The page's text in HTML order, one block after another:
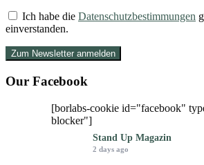
Ich habe die Datenschutzbestimmungen
einverstanden.
Our Facebook
[borlabs-cookie id="facebook"
blocker"]
Stand Up Magazin
2 days ago